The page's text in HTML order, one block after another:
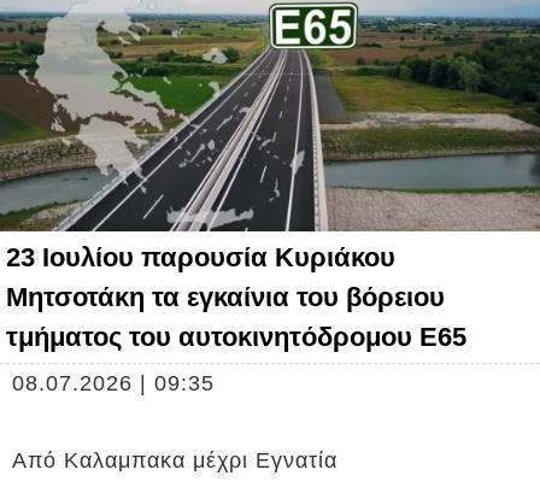
23 Ιουλίου παρουσία Κυριάκου
Μητσοτάκη τα εγκαίνια του βόρειου
τμήματος του αυτοκινητόδρομου Ε65
08.07.2026 | 09:35
Από Καλαμπακα μέχρι Εγνατία